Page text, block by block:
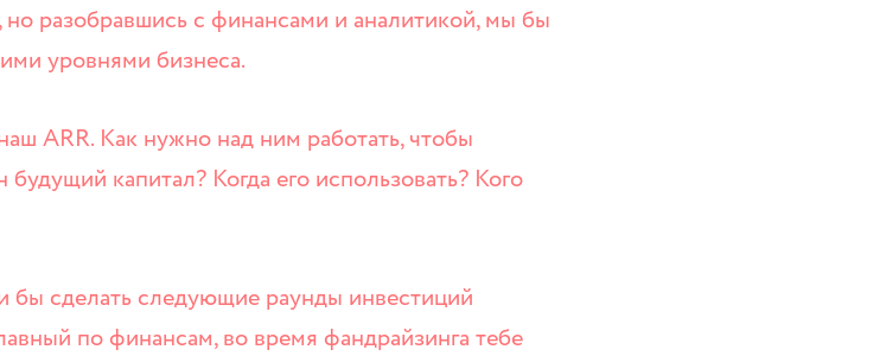
разобравшись с финансами и аналитикой, мы бы
уровнями бизнеса.
ARR. Как нужно над ним работать, чтобы
капитал? Когда его использовать? Кого
бы сделать следующие раунды инвестиций
по финансам, во время фандрайзинга тебе